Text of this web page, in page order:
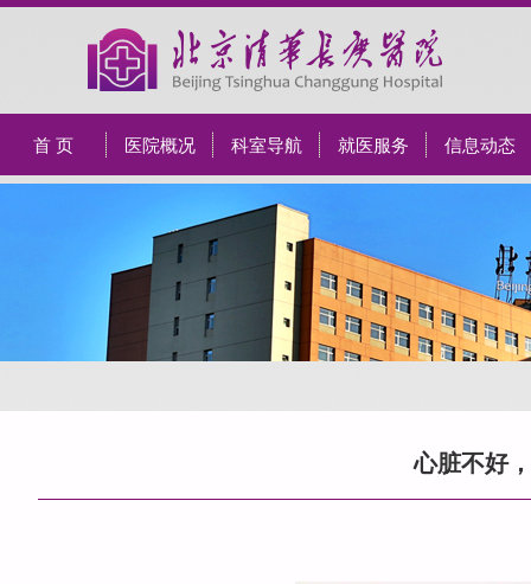
首 页 医院概况 科室导航 就医服务 信息动态
心脏不好